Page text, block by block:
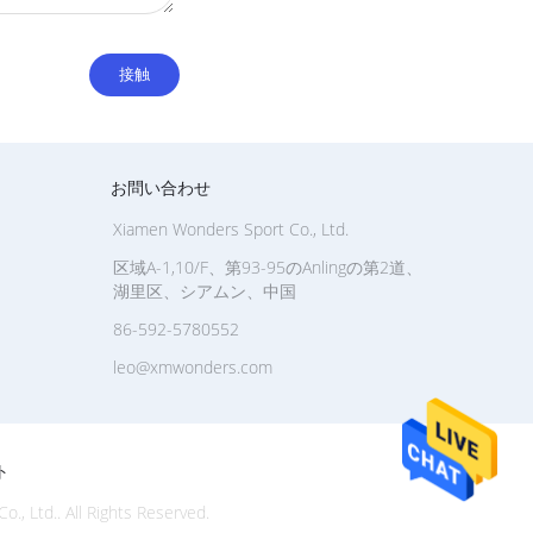
お問い合わせ
Xiamen Wonders Sport Co., Ltd.
区域A-1,10/F、第93-95のAnlingの第2道、
湖里区、シアムン、中国
86-592-5780552
leo@xmwonders.com
Ltd.. All Rights Reserved.